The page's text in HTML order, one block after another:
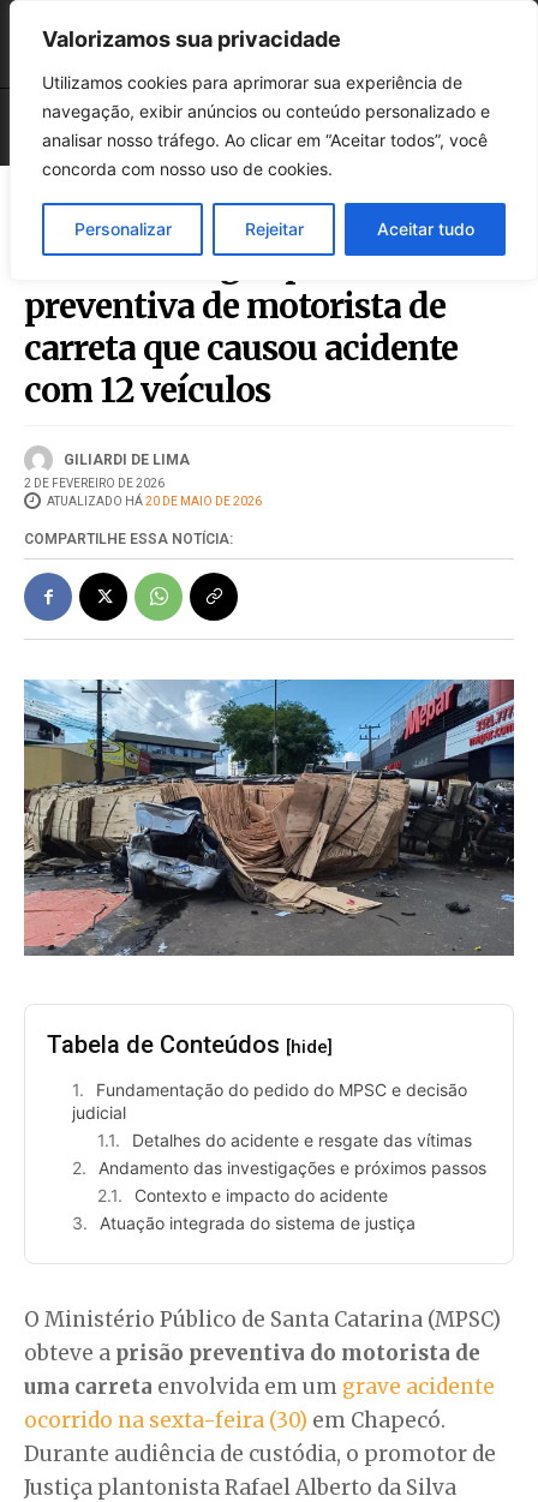
Valorizamos sua privacidade
Utilizamos cookies para aprimorar sua experiência de
navegação, exibir anúncios ou conteúdo personalizado e
analisar nosso tráfego. Ao clicar em “Aceitar todos”, você
concorda com nosso uso de cookies.
Personalizar Rejeitar Aceitar tudo
MPSC consegue prisão
preventiva de motorista de
carreta que causou acidente
com 12 veículos
GILIARDI DE LIMA
2 DE FEVEREIRO DE 2026
ATUALIZADO HÁ20 DE MAIO DE 2026
COMPARTILHE ESSA NOTÍCIA:
Tabela de Conteúdos [hide]
Fundamentação do pedido do MPSC e decisão
judicial
Detalhes do acidente e resgate das vítimas
Andamento das investigações e próximos passos
Contexto e impacto do acidente
Atuação integrada do sistema de justiça
O Ministério Público de Santa Catarina (MPSC)
obteve a prisão preventiva do motorista de
uma carreta envolvida em um grave acidente
ocorrido na sexta-feira (30) em Chapecó.
Durante audiência de custódia, o promotor de
Justiça plantonista Rafael Alberto da Silva